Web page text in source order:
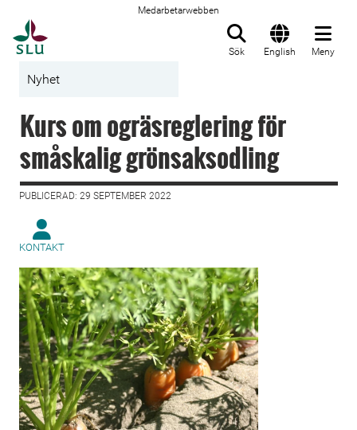
Medarbetarwebben
Sök English Meny
Nyhet
Kurs om ogräsreglering för
småskalig grönsaksodling
PUBLICERAD: 29 SEPTEMBER 2022
KONTAKT